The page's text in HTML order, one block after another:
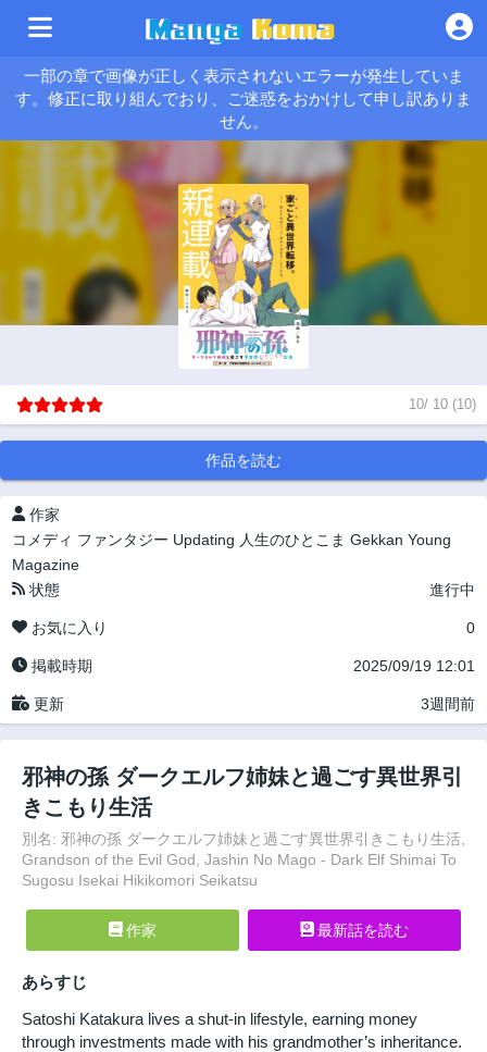
一部の章で画像が正しく表示されないエラーが発生していま
す。修正に取り組んでおり、ご迷惑をおかけして申し訳ありま
せん。
10/ 10 (10)
作品を読む
作家
コメディ ファンタジー Updating 人生のひとこま Gekkan Young
Magazine
状態
進行中
お気に入り 0
掲載時期 2025/09/19 12:01
更新 3週間前
邪神の孫 ダークエルフ姉妹と過ごす異世界引
きこもり生活
別名: 邪神の孫 ダークエルフ姉妹と過ごす異世界引きこもり生活,
Grandson of the Evil God, Jashin No Mago - Dark Elf Shimai To
Sugosu Isekai Hikikomori Seikatsu
作家 最新話を読む
あらすじ
Satoshi Katakura lives a shut-in lifestyle, earning money
through investments made with his grandmother’s inheritance.